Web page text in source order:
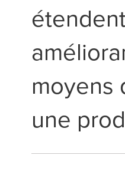
moyens
une